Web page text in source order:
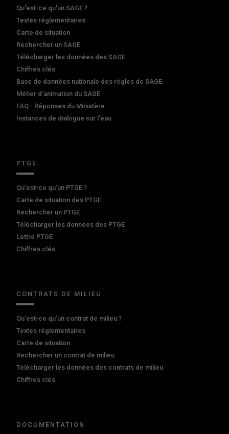
Qu'est-ce qu'un SAGE ?
Textes réglementaires
Carte de situation
Rechercher un SAGE
Télécharger les données des SAGE
Chiffres clés
Base de données nationale des règles de SAGE
Métier d'animation du SAGE
FAQ - Réponses du Ministère
Instances de dialogue sur l'eau
PTGE
Qu’est-ce qu’un PTGE ?
Carte de situation des PTGE
Rechercher un PTGE
Télécharger les données des PTGE
Lettre PTGE
Chiffres clés
CONTRATS DE MILIEU
Qu'est-ce qu'un contrat de milieu ?
Textes réglementaires
Carte de situation
Rechercher un contrat de milieu
Télécharger les données des contrats de milieu
Chiffres clés
DOCUMENTATION